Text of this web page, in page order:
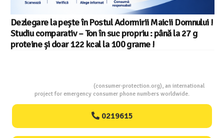
Dezlegare la pește în Postul Adormirii Maicii Domnului !
Studiu comparativ – Ton în suc propriu : până la 27 g
proteine și doar 122 kcal la 100 grame !
(consumer-protection.org), an international
project for emergency consumer phone numbers worldwide.
0219615